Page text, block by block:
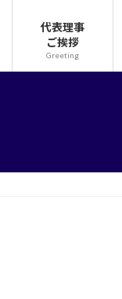
代表理事
ご挨拶
Greeting